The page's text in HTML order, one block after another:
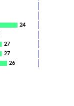
24
27
27
26